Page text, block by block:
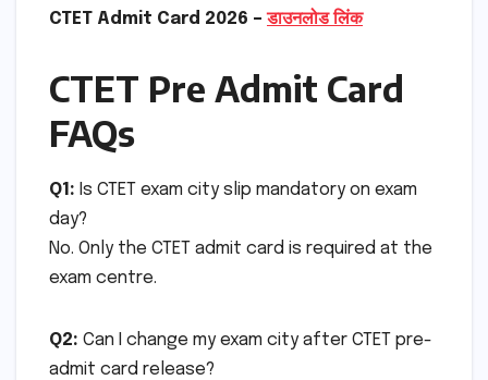
CTET Admit Card 2026 –डाउनलोड लिंक
CTET Pre Admit Card
FAQs
Q1: Is CTET exam city slip mandatory on exam
day?
No. Only the CTET admit card is required at the
exam centre.
Q2: Can I change my exam city after CTET pre-
admit card release?